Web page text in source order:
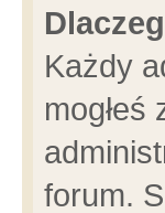
Każdy
forum.